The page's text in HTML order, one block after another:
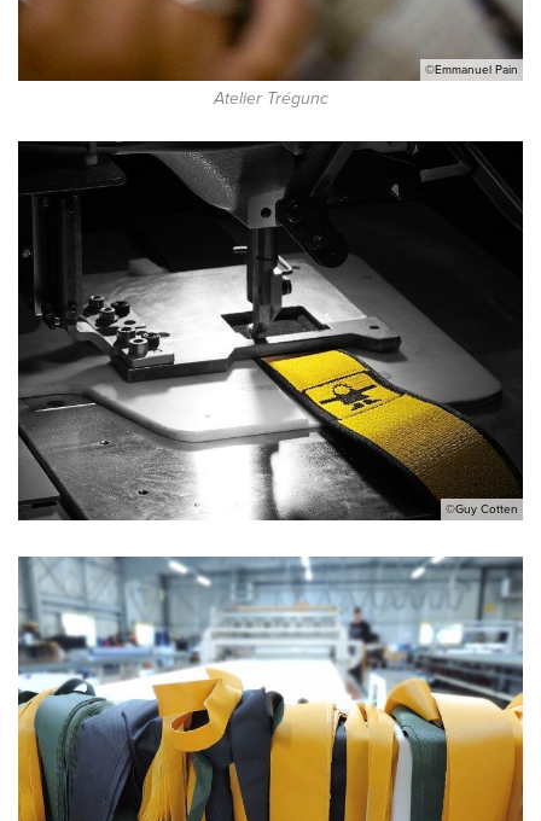
Atelier Trégunc
©Emmanuel Pain
©Guy Cotten